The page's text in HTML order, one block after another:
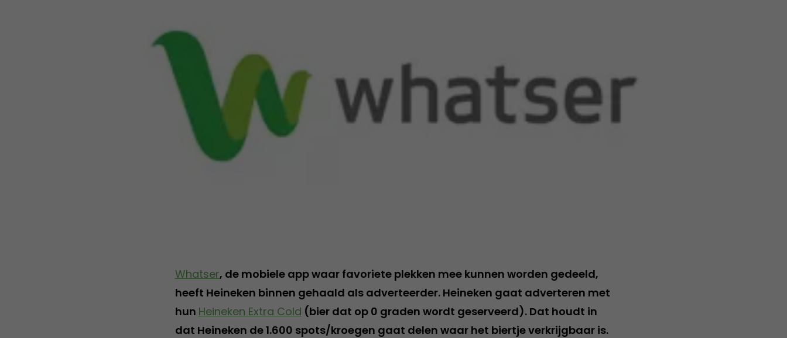
Whatser, de mobiele app waar favoriete plekken mee kunnen worden gedeeld,
heeft Heineken binnen gehaald als adverteerder. Heineken gaat adverteren met
hun Heineken Extra Cold (bier dat op 0 graden wordt geserveerd). Dat houdt in
dat Heineken de 1.600 spots/kroegen gaat delen waar het biertje verkrijgbaar is.